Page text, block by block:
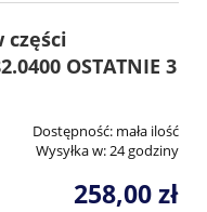
części
OSTATNIE 3
Dostępność: mała ilość
Wysyłka w:24 godziny
258,00 zł